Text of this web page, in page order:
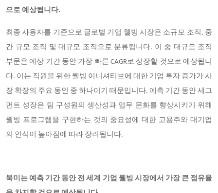
으로 예상됩니다.
최종 사용자를 기준으로 글로벌 기업 웰빙 시장은 소규모 조직, 중
간 규모 조직 및 대규모 조직으로 분류됩니다. 이 중 대규모 조직
부문은 예상 기간 동안 가장 빠른 CAGR로 성장할 것으로 예상됩니
다. 이는 직원을 위한 웰빙 이니셔티브에 대한 기업 투자 증가가 시
장 확장의 주요 동인 중 하나이기 때문입니다. 예측 기간 동안 세그
먼트 성장은 팀 구성원의 생산성과 업무 문화를 향상시키기 위해
웰빙 프로그램을 구현하는 것의 중요성에 대한 고용주와 대기업
의 인식이 높아짐에 따라 장려됩니다.
북미는 예측 기간 동안 전 세계 기업 웰빙 시장에서 가장 큰 점유율